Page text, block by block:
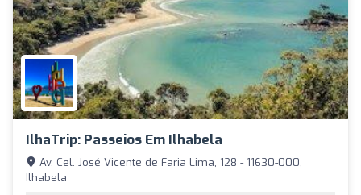
IlhaTrip: Passeios Em Ilhabela
Av. Cel. José Vicente de Faria Lima, 128 - 11630-000,
Ilhabela